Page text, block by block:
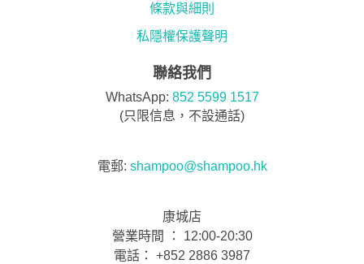
條款與細則
私隱權保護聲明
聯絡我們
WhatsApp: 852 5599 1517
(只限信息，不設通話)
電郵: shampoo@shampoo.hk
康城店
營業時間 ： 12:00-20:30
電話： +852 2886 3987